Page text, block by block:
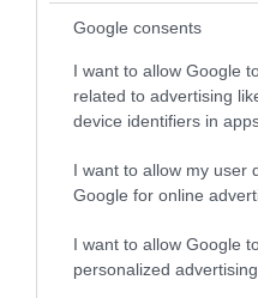
Google consents
I want to allow Google
related to advertising
device identifiers in
I want to allow my user
Google for online
I want to allow Google
personalized advertising.